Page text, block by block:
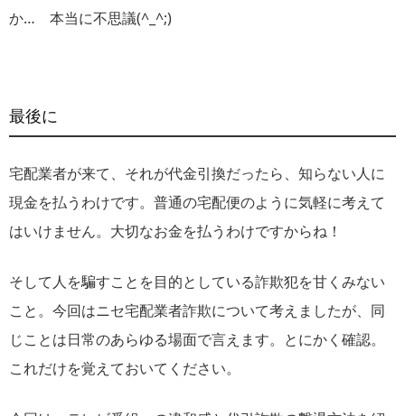
か… 本当に不思議(^_^;)
最後に
宅配業者が来て、それが代金引換だったら、知らない人に
現金を払うわけです。普通の宅配便のように気軽に考えて
はいけません。大切なお金を払うわけですからね！
そして人を騙すことを目的としている詐欺犯を甘くみない
こと。今回はニセ宅配業者詐欺について考えましたが、同
じことは日常のあらゆる場面で言えます。とにかく確認。
これだけを覚えておいてください。